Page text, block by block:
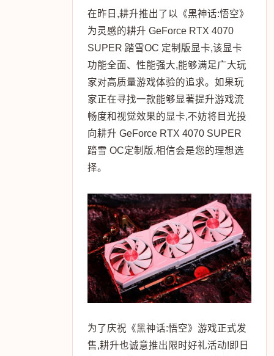
在昨日,耕升推出了以《黑神话:悟空》
为灵感的耕升 GeForce RTX 4070
SUPER 踏雪OC 定制版显卡,该显卡
功能全面、性能强大,能够满足广大玩
家对高质量游戏体验的追求。如果玩
家正在寻找一款能够显著提升游戏流
畅度和视觉效果的显卡,不妨将目光投
向耕升 GeForce RTX 4070 SUPER
踏雪 OC定制版,相信会是您的理想选
择。
为了庆祝《黑神话:悟空》游戏正式发
售,耕升也诚意推出限时好礼活动!即日